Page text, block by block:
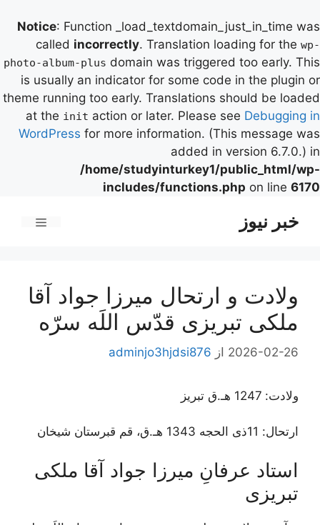
Notice: Function _load_textdomain_just_in_time was
called incorrectly. Translation loading for the wp-
photo-album-plus domain was triggered too early. This
is usually an indicator for some code in the plugin or
theme running too early. Translations should be loaded
at the init action or later. Please see Debugging in
WordPress for more information. (This message was
added in version 6.7.0.) in
/home/studyinturkey1/public_html/wp-
includes/functions.php on line 6170
خبر نیوز
ولادت و ارتحال ميرزا جواد آقا
ملكى تبريزى قدّس اللَه سرّه
2026-02-26 از adminjo3hjdsi876
ولادت: 1247 هـ.ق تبریز
ارتحال: 11ذی الحجه 1343 هـ.ق، قم قبرستان شیخان
استاد عرفانِ ميرزا جواد آقا ملكى
تبريزى